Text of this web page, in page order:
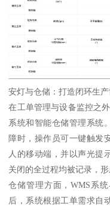
安灯与仓储：打造闭环生产
在工单管理与设备监控之
系统和智能仓储管理系统
障时，操作员可一键触发
人的移动端，并以声光提
关闭的全过程均被记录，
仓储管理方面，WMS系
后，系统根据工单需求自